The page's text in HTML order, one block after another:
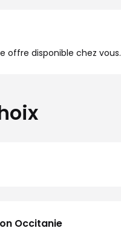
offre disponible chez vous.
Occitanie